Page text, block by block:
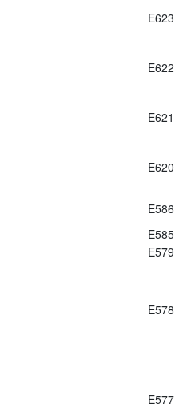
E623
E622
E621
E620
E586
E585
E579
E578
E577